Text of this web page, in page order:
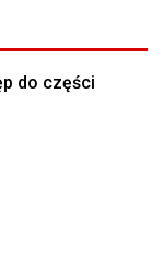
do części